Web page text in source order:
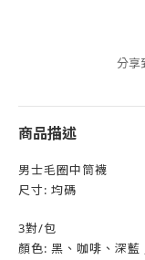
分享
商品描述
男士毛圈中筒襪
尺寸: 均碼
3對/包
顏色: 黑、咖啡、深藍